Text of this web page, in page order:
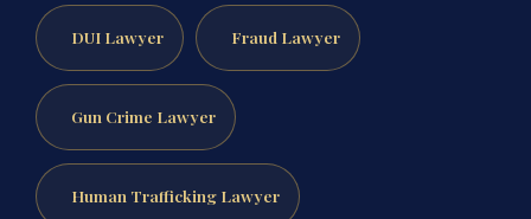
DUI Lawyer Fraud Lawyer
Gun Crime Lawyer
Human Trafficking Lawyer